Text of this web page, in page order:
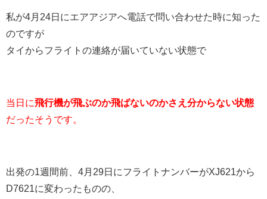
私が4月24日にエアアジアへ電話で問い合わせた時に知った
のですが
タイからフライトの連絡が届いていない状態で
当日に飛行機が飛ぶのか飛ばないのかさえ分からない状態
だったそうです。
出発の1週間前、4月29日にフライトナンバーがXJ621から
D7621に変わったものの、